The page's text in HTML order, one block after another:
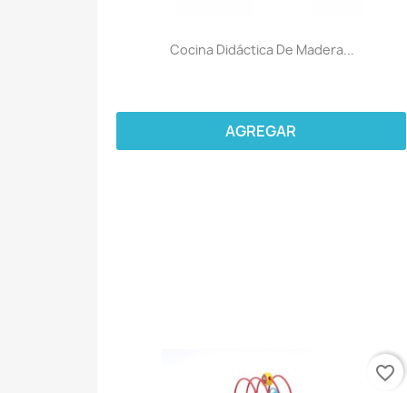
Cocina Didáctica De Madera...
AGREGAR
favorite_border